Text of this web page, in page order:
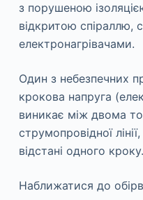
з порушеною
відкритою
електронагрівачами.
Один з небезпечних
крокова напруга
виникає між двома
струмопровідної
відстані одного кроку.
Наближатися до